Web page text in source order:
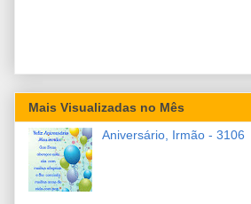
Mais Visualizadas no Mês
Aniversário, Irmão - 3106